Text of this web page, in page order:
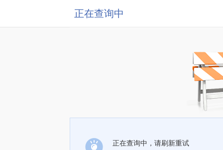
正在查询中
正在查询中，请刷新重试